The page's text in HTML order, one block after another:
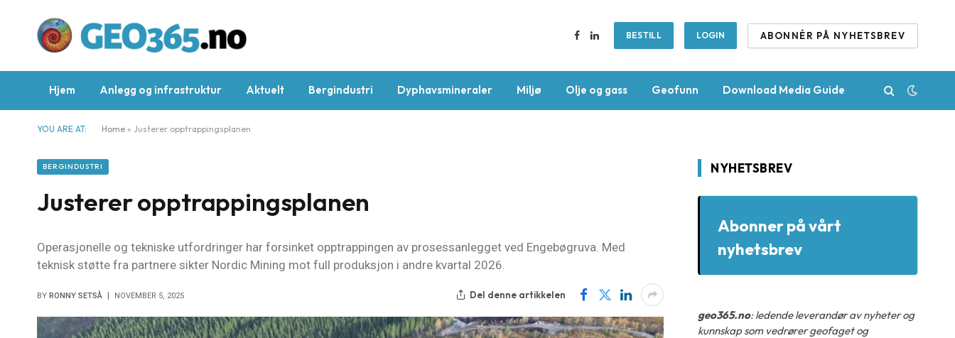
Facebook
LinkedInBESTILL LOGIN ABONNÉR PÅ NYHETSBREV
Hjem Anlegg og infrastruktur Aktuelt Bergindustri Dyphavsmineraler Miljø Olje og gass Geofunn Download Media Guide
YOU ARE AT: Home » Justerer opptrappingsplanen
BERGINDUSTRI
Justerer opptrappingsplanen
Operasjonelle og tekniske utfordringer har forsinket opptrappingen av prosessanlegget ved Engebøgruva. Med
teknisk støtte fra partnere sikter Nordic Mining mot full produksjon i andre kvartal 2026.
BY RONNY SETSÅ NOVEMBER 5, 2025 Del denne artikkelen
NYHETSBREV
Abonner på vårt
nyhetsbrev
geo365.no: ledende leverandør av nyheter og
kunnskap som vedrører geofaget og